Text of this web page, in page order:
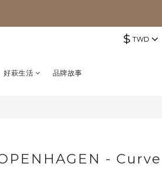
$ TWD
好萩生活 品牌故事
- Curve